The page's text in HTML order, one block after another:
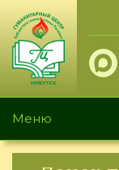
Перейти
основному
содержанию
Меню